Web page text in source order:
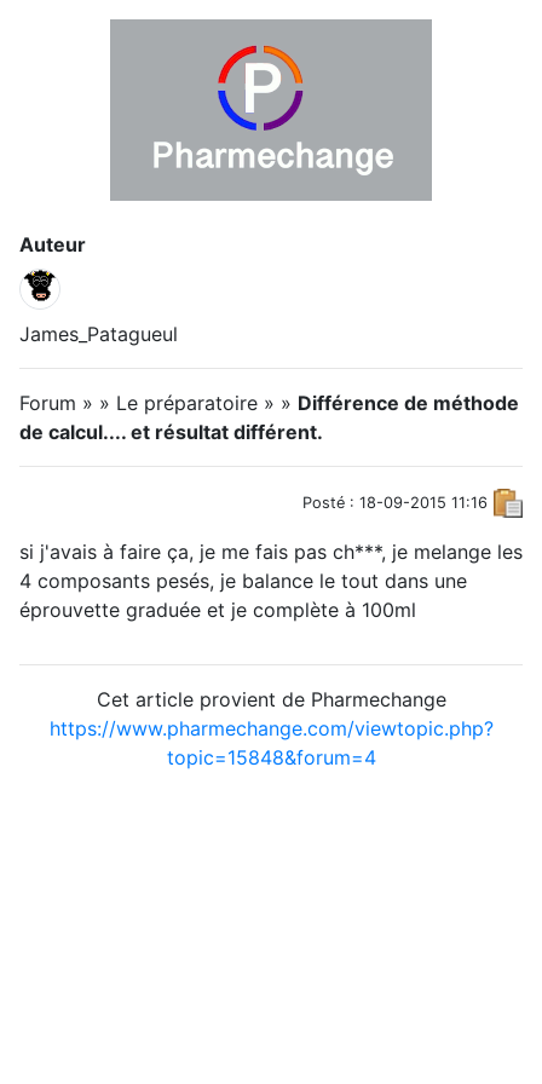
Auteur
James_Patagueul
Forum » » Le préparatoire » » Différence de méthode
de calcul.... et résultat différent.
Posté : 18-09-2015 11:16
si j'avais à faire ça, je me fais pas ch***, je melange les
4 composants pesés, je balance le tout dans une
éprouvette graduée et je complète à 100ml
Cet article provient de Pharmechange
https://www.pharmechange.com/viewtopic.php?
topic=15848&forum=4